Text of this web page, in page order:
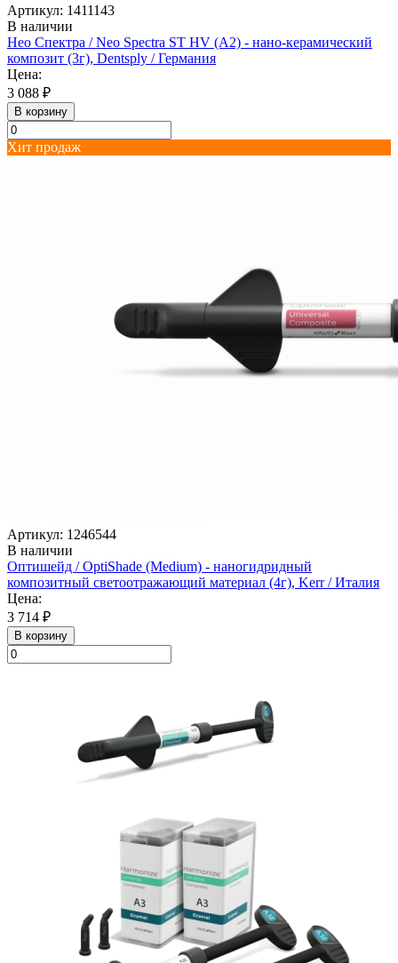
Артикул: 1411143
В наличии
Нео Спектра / Neo Spectra ST HV (A2) - нано-керамический
композит (3г), Dentsply / Германия
Цена:
3 088 ₽
В корзину
Хит продаж
Артикул: 1246544
В наличии
Оптишейд / OptiShade (Medium) - наногидридный
композитный светоотражающий материал (4г), Kerr / Италия
Цена:
3 714 ₽
В корзину